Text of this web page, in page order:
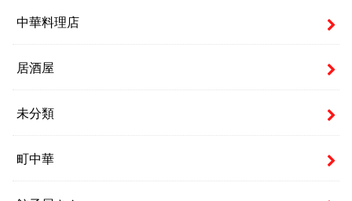
中華料理店
居酒屋
未分類
町中華